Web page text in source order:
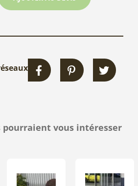
pourraient vous intéresser